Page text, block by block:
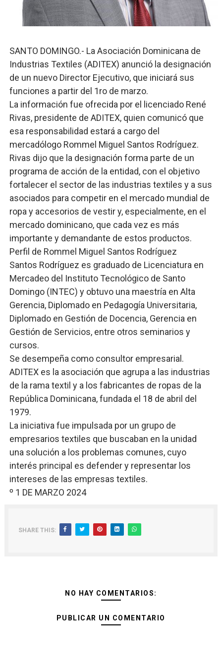
Candidato a presidente del Colegio de Notarios hace
Josefa Castillo: Liderazgo y Transformación Social al
Lee Ballester a los que se forman como agentes
Operativo Interinstitucional “Compromiso Ambiental
SANTO DOMINGO.- La Asociación Dominicana de
Industrias Textiles (ADITEX) anunció la designación
de un nuevo Director Ejecutivo, que iniciará sus
funciones a partir del 1ro de marzo.
La información fue ofrecida por el licenciado René
Rivas, presidente de ADITEX, quien comunicó que
esa responsabilidad estará a cargo del
mercadólogo Rommel Miguel Santos Rodríguez.
Rivas dijo que la designación forma parte de un
programa de acción de la entidad, con el objetivo
fortalecer el sector de las industrias textiles y a sus
asociados para competir en el mercado mundial de
ropa y accesorios de vestir y, especialmente, en el
mercado dominicano, que cada vez es más
importante y demandante de estos productos.
Perfil de Rommel Miguel Santos Rodríguez
Santos Rodríguez es graduado de Licenciatura en
Mercadeo del Instituto Tecnológico de Santo
Domingo (INTEC) y obtuvo una maestría en Alta
Gerencia, Diplomado en Pedagogía Universitaria,
Diplomado en Gestión de Docencia, Gerencia en
Gestión de Servicios, entre otros seminarios y
cursos.
Se desempeña como consultor empresarial.
ADITEX es la asociación que agrupa a las industrias
de la rama textil y a los fabricantes de ropas de la
República Dominicana, fundada el 18 de abril del
1979.
La iniciativa fue impulsada por un grupo de
empresarios textiles que buscaban en la unidad
una solución a los problemas comunes, cuyo
interés principal es defender y representar los
intereses de las empresas textiles.
º 1 DE MARZO 2024
SHARE THIS:
NO HAY COMENTARIOS:
PUBLICAR UN COMENTARIO